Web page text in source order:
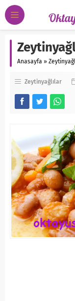
Anasayfa »
Zeytinyağlılar